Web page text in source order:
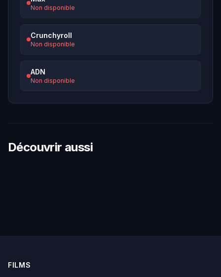
Non disponible
Crunchyroll
Non disponible
ADN
Non disponible
Découvrir aussi
FILMS